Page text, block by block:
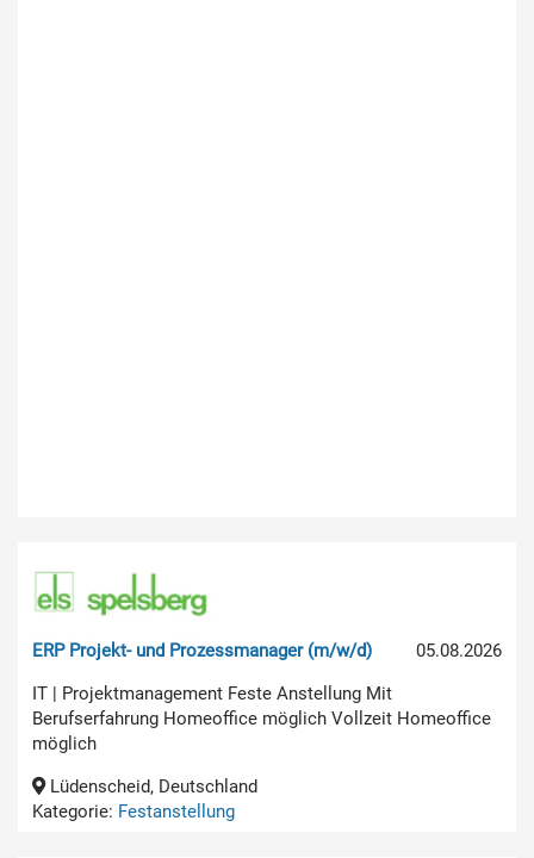
05.08.2026
ERP Projekt- und Prozessmanager (m/w/d)
IT | Projektmanagement Feste Anstellung Mit
Berufserfahrung Homeoffice möglich Vollzeit Homeoffice
möglich
Lüdenscheid, Deutschland
Kategorie: Festanstellung